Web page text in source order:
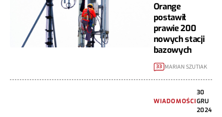
Orange
postawił
prawie 200
nowych stacji
bazowych
33 MARIAN SZUTIAK
WIADOMOŚCI
30
GRU
2024